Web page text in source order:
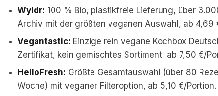
Wyldr: 100 % Bio, plastikfreie Lieferung, über
Archiv mit der größten veganen Auswahl, ab 4,69
Vegantastic: Einzige rein vegane Kochbox
Zertifikat, kein gemischtes Sortiment, ab 7,50 €/
HelloFresh: Größte Gesamtauswahl (über 80
Woche) mit veganer Filteroption, ab 5,10 €/Portion.